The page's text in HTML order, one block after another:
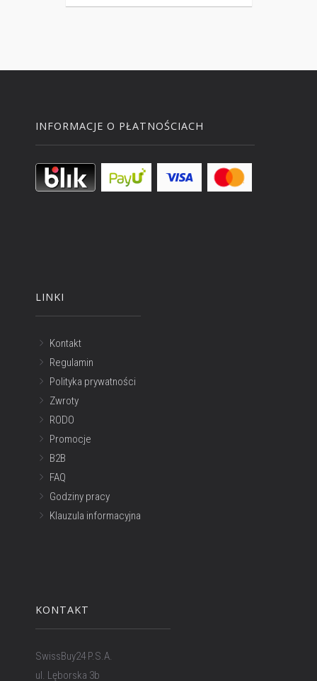
INFORMACJE O PŁATNOŚCIACH
LINKI
Kontakt
Regulamin
Polityka prywatności
Zwroty
RODO
Promocje
B2B
FAQ
Godziny pracy
Klauzula informacyjna
KONTAKT
SwissBuy24 P.S.A.
ul. Lęborska 3b